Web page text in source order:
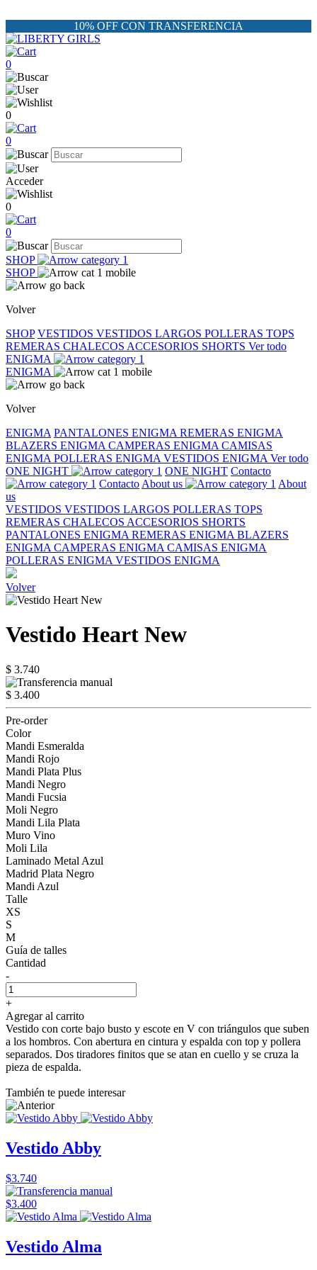
10% OFF CON TRANSFERENCIA
0
0
0
Acceder
0
0
SHOP
SHOP
Volver
SHOP VESTIDOS VESTIDOS LARGOS POLLERAS TOPS
REMERAS CHALECOS ACCESORIOS SHORTS Ver todo
ENIGMA
ENIGMA
Volver
ENIGMA PANTALONES ENIGMA REMERAS ENIGMA
BLAZERS ENIGMA CAMPERAS ENIGMA CAMISAS
ENIGMA POLLERAS ENIGMA VESTIDOS ENIGMA Ver todo
ONE NIGHT
ONE NIGHT Contacto
Contacto About us
About
us
VESTIDOS VESTIDOS LARGOS POLLERAS TOPS
REMERAS CHALECOS ACCESORIOS SHORTS
PANTALONES ENIGMA REMERAS ENIGMA BLAZERS
ENIGMA CAMPERAS ENIGMA CAMISAS ENIGMA
POLLERAS ENIGMA VESTIDOS ENIGMA
Volver
Vestido Heart New
$ 3.740
$ 3.400
Pre-order
Color
Mandi Esmeralda
Mandi Rojo
Mandi Plata Plus
Mandi Negro
Mandi Fucsia
Moli Negro
Mandi Lila Plata
Muro Vino
Moli Lila
Laminado Metal Azul
Madrid Plata Negro
Mandi Azul
Talle
XS
S
M
Guía de talles
Cantidad
-
+
Agregar al carrito
Vestido con corte bajo busto y escote en V con triángulos que suben
a los hombros. Con abertura en cintura y espalda con top y pollera
separados. Dos tiradores finitos que se atan en cuello y se cruza la
pieza de espalda.
También te puede interesar
Vestido Abby
$3.740
$3.400
Vestido Alma